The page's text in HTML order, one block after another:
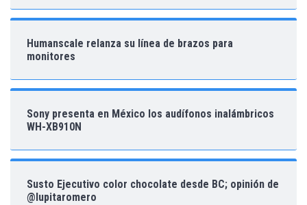
Humanscale relanza su línea de brazos para
monitores
Sony presenta en México los audífonos inalámbricos
WH-XB910N
Susto Ejecutivo color chocolate desde BC; opinión de
@lupitaromero